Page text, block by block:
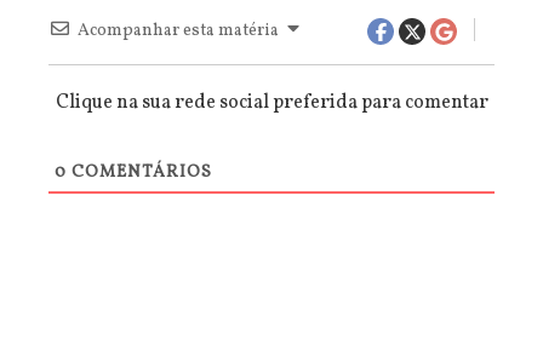
Acompanhar esta matéria
Clique na sua rede social preferida para comentar
0 COMENTÁRIOS